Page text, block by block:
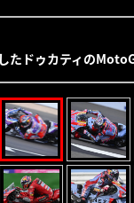
ドゥカティの